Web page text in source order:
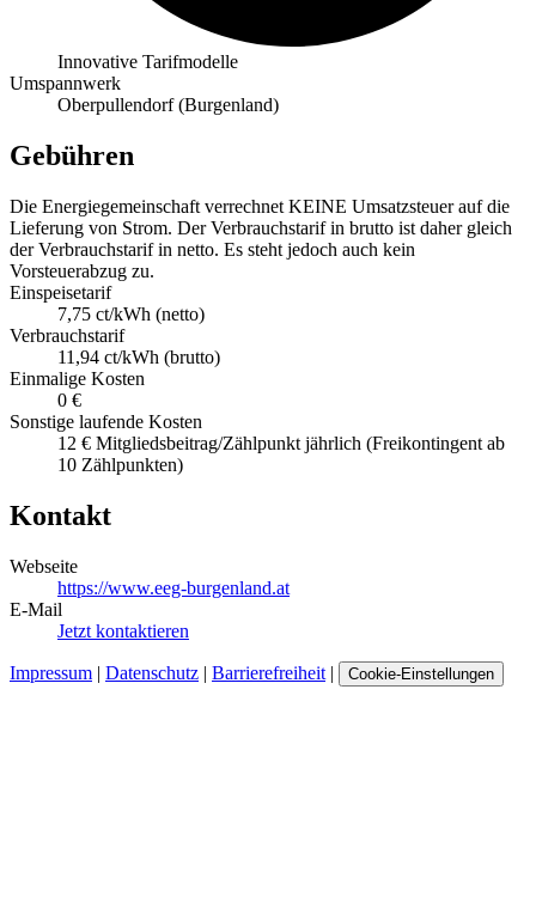
Innovative Tarifmodelle
Umspannwerk
Oberpullendorf (Burgenland)
Gebühren
Die Energiegemeinschaft verrechnet KEINE Umsatzsteuer auf die
Lieferung von Strom. Der Verbrauchstarif in brutto ist daher gleich
der Verbrauchstarif in netto. Es steht jedoch auch kein
Vorsteuerabzug zu.
Einspeisetarif
7,75 ct/kWh (netto)
Verbrauchstarif
11,94 ct/kWh (brutto)
Einmalige Kosten
0 €
Sonstige laufende Kosten
12 € Mitgliedsbeitrag/Zählpunkt jährlich (Freikontingent ab
10 Zählpunkten)
Kontakt
Webseite
https://www.eeg-burgenland.at
E-Mail
Jetzt kontaktieren
Impressum | Datenschutz | Barrierefreiheit | Cookie-Einstellungen